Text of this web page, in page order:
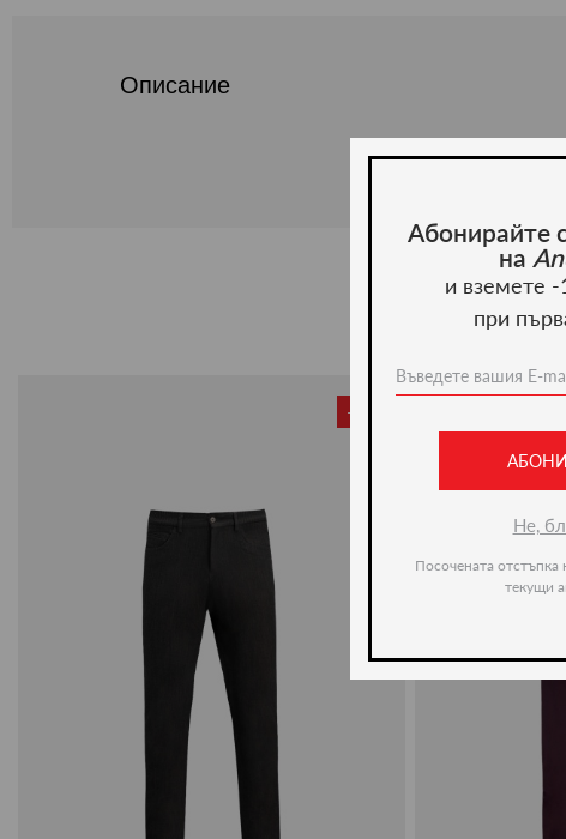
Описание
-50%
Абонирайте
на
и вземете -
при
Не,
Посочената отстъпка
текущи